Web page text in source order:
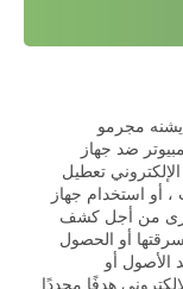
يشنه مجرمو
ضد جهاز
تعطيل
أو استخدام جهاز
من أجل كشف
سرقتها أو الحصول
الأصول أو
هدفًا محددًا